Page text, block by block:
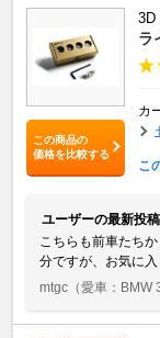
この商品の
価格を比較する
3D
ラ
カ
こ
ユーザーの最新投稿
こちらも前車たち
分ですが、お気に入
mtgc （愛車：BMW